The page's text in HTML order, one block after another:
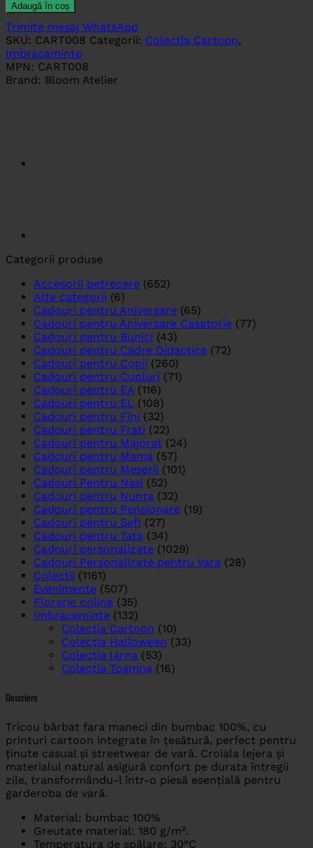
Adaugă în coș
Trimite mesaj WhatsApp
SKU: CART008 Categorii: Colectia Cartoon,
Imbracaminte
MPN: CART008
Brand: Bloom Atelier
Categorii produse
Accesorii petrecere (652)
Alte categorii (6)
Cadouri pentru Aniversare (65)
Cadouri pentru Aniversare Casatorie (77)
Cadouri pentru Bunici (43)
Cadouri pentru Cadre Didactice (72)
Cadouri pentru Copii (260)
Cadouri pentru Cupluri (71)
Cadouri pentru EA (116)
Cadouri pentru EL (108)
Cadouri pentru Fini (32)
Cadouri pentru Frati (22)
Cadouri pentru Majorat (24)
Cadouri pentru Mama (57)
Cadouri pentru Meserii (101)
Cadouri Pentru Nasi (52)
Cadouri pentru Nunta (32)
Cadouri pentru Pensionare (19)
Cadouri pentru Sefi (27)
Cadouri pentru Tata (34)
Cadouri personalizate (1029)
Cadouri Personalizate pentru Vara (28)
Colectii (1161)
Evenimente (507)
Florarie online (35)
Imbracaminte (132)
Colectia Cartoon (10)
Colectia Halloween (33)
Colectia Iarna (53)
Colectia Toamna (16)
Descriere
Tricou bărbat fara maneci din bumbac 100%, cu
printuri cartoon integrate în țesătură, perfect pentru
ținute casual și streetwear de vară. Croiala lejera și
materialul natural asigură confort pe durata întregii
zile, transformându-l într-o piesă esențială pentru
garderoba de vară.
Material: bumbac 100%
Greutate material: 180 g/m².
Temperatura de spălare: 30°C